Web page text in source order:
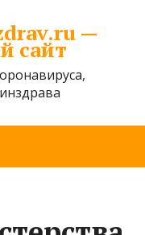
—
сайт